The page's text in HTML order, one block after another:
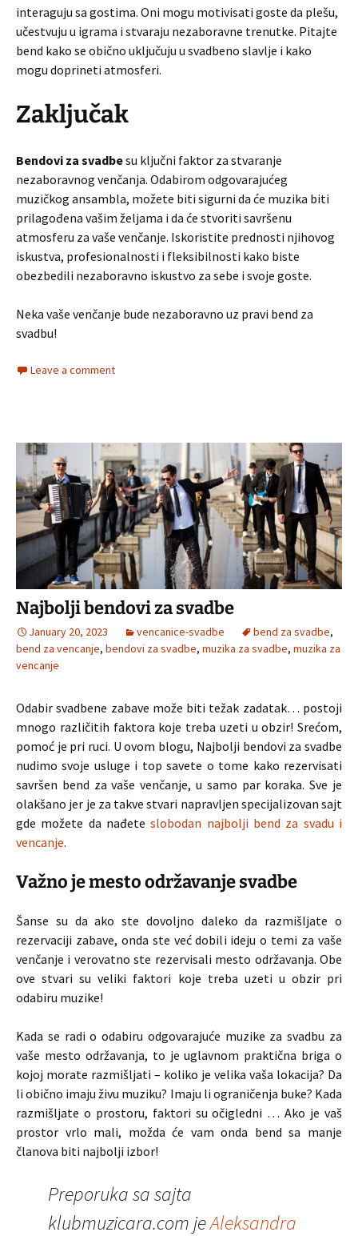
interaguju sa gostima. Oni mogu motivisati goste da plešu,
učestvuju u igrama i stvaraju nezaboravne trenutke. Pitajte
bend kako se obično uključuju u svadbeno slavlje i kako
mogu doprineti atmosferi.
Zaključak
Bendovi za svadbesu ključni faktor za stvaranje
nezaboravnog venčanja. Odabirom odgovarajućeg
muzičkog ansambla, možete biti sigurni da će muzika biti
prilagođena vašim željama i da će stvoriti savršenu
atmosferu za vaše venčanje. Iskoristite prednosti njihovog
iskustva, profesionalnosti i fleksibilnosti kako biste
obezbedili nezaboravno iskustvo za sebe i svoje goste.
Neka vaše venčanje bude nezaboravno uz pravi bend za
svadbu!
Leave a comment
Najbolji bendovi za svadbe
January 20, 2023 vencanice-svadbe bend za svadbe,
bend za vencanje, bendovi za svadbe, muzika za svadbe, muzika za
vencanje
Odabir svadbene zabave može biti težak zadatak… postoji
mnogo različitih faktora koje treba uzeti u obzir! Srećom,
pomoć je pri ruci. U ovom blogu, Najbolji bendovi za svadbe
nudimo svoje usluge i top savete o tome kako rezervisati
savršen bend za vaše venčanje, u samo par koraka. Sve je
olakšano jer je za takve stvari napravljen specijalizovan sajt
gde možete da nađeteslobodan najbolji bend za svadu i
vencanje.
Važno je mesto održavanje svadbe
Šanse su da ako ste dovoljno daleko da razmišljate o
rezervaciji zabave, onda ste već dobili ideju o temi za vaše
venčanje i verovatno ste rezervisali mesto održavanja. Obe
ove stvari su veliki faktori koje treba uzeti u obzir pri
odabiru muzike!
Kada se radi o odabiru odgovarajuće muzike za svadbu za
vaše mesto održavanja, to je uglavnom praktična briga o
kojoj morate razmišljati – koliko je velika vaša lokacija? Da
li obično imaju živu muziku? Imaju li ograničenja buke? Kada
razmišljate o prostoru, faktori su očigledni … Ako je vaš
prostor vrlo mali, možda će vam onda bend sa manje
članova biti najbolji izbor!
Preporuka sa sajta
klubmuzicara.com jeAleksandra